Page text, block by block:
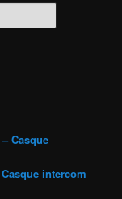
Casque
intercom